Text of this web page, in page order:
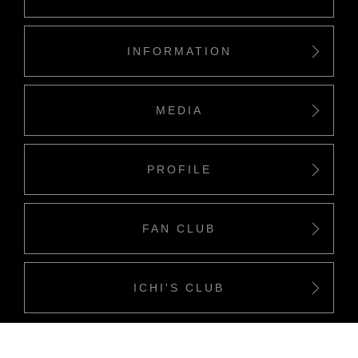
INFORMATION
MEDIA
PROFILE
FAN CLUB
ICHI'S CLUB